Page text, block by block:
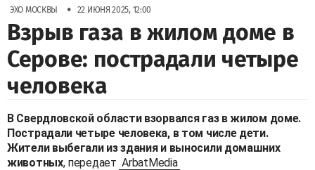
ЭХО МОСКВЫ • 22 ИЮНЯ 2025, 12:00
Взрыв газа в жилом доме в
Серове: пострадали четыре
человека
В Свердловской области взорвался газ в жилом доме.
Пострадали четыре человека, в том числе дети.
Жители выбегали из здания и выносили домашних
животных, передает ArbatMedia